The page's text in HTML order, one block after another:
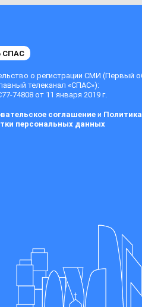
СПАС
о регистрации СМИ (Первый
телеканал «СПАС»):
74808 от 11 января 2019 г.
соглашениеи
персональных данных